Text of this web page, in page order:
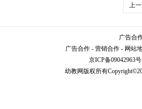
上
广告合
广告合作 - 营销合作 - 网站
京ICP备09042963
幼教网版权所有